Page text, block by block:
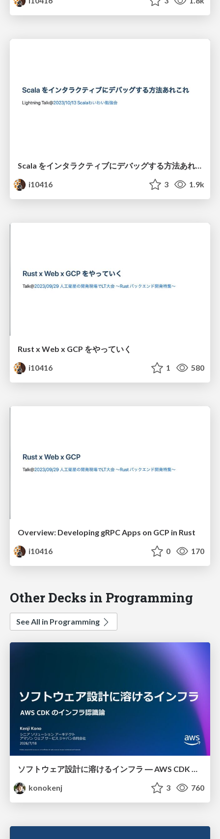
i10416
3 1.9k
Rust x Web x GCP をやっていく
i10416
1 580
Overview: Developing gRPC Apps on GCP in Rust
i10416
0 170
Other Decks in Programming
See All in Programming
konokenj
3 760